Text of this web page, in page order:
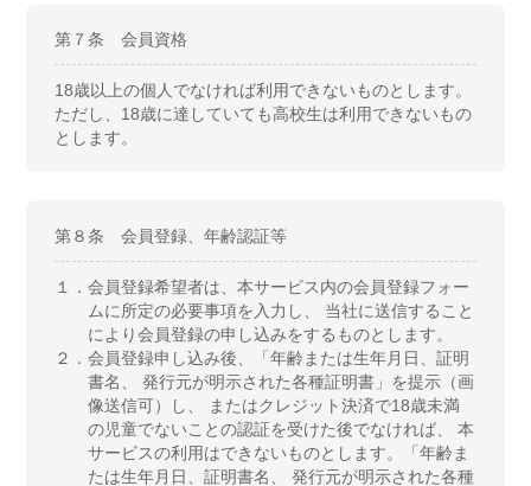
第７条 会員資格
18歳以上の個人でなければ利用できないものとします。
ただし、18歳に達していても高校生は利用できないもの
とします。
第８条 会員登録、年齢認証等
１．会員登録希望者は、本サービス内の会員登録フォー
ムに所定の必要事項を入力し、 当社に送信すること
により会員登録の申し込みをするものとします。
２．会員登録申し込み後、「年齢または生年月日、証明
書名、 発行元が明示された各種証明書」を提示（画
像送信可）し、 またはクレジット決済で18歳未満
の児童でないことの認証を受けた後でなければ、 本
サービスの利用はできないものとします。「年齢ま
たは生年月日、証明書名、 発行元が明示された各種